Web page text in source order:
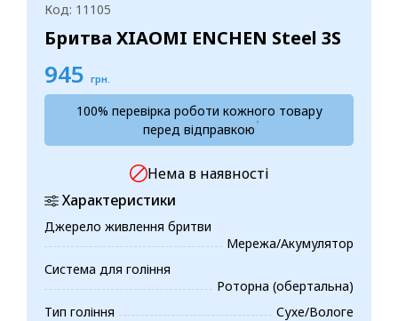
Код: 11105
Бритва XIAOMI ENCHEN Steel 3S
945 грн.
100% перевірка роботи кожного товару
перед відправкою
Нема в наявності
Характеристики
Джерело живлення бритви
Мережа/Акумулятор
Система для гоління
Роторна (обертальна)
Тип гоління
Сухе/Вологе